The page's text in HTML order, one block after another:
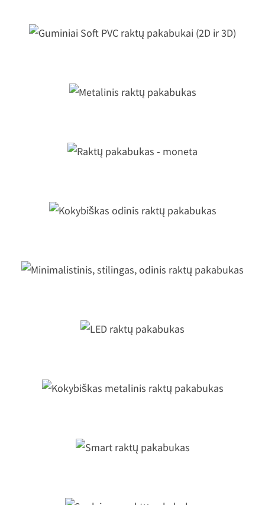
Soft PVC raktų pakabukai
stilingas, odinis